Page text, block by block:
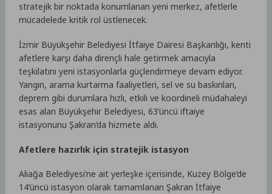
stratejik bir noktada konumlanan yeni merkez, afetlerle
mücadelede kritik rol üstlenecek.
İzmir Büyükşehir Belediyesi İtfaiye Dairesi Başkanlığı, kenti
afetlere karşı daha dirençli hale getirmek amacıyla
teşkilatını yeni istasyonlarla güçlendirmeye devam ediyor.
Yangın, arama kurtarma faaliyetleri, sel ve su baskınları,
deprem gibi durumlara hızlı, etkili ve koordineli müdahaleyi
esas alan Büyükşehir Belediyesi, 63’üncü iftaiye
istasyonunu Şakran’da hizmete aldı.
Afetlere hazırlık için stratejik istasyon
Aliağa Belediyesi’ne ait yerleşke içerisinde, Kuzey Bölge’de
14’üncü istasyon olarak tamamlanan Şakran İtfaiye